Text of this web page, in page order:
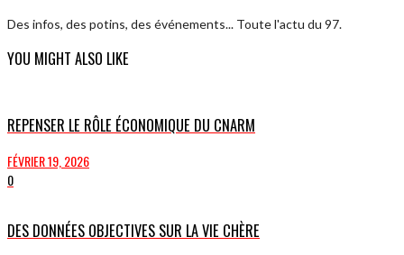
Des infos, des potins, des événements... Toute l'actu du 97.
YOU MIGHT ALSO LIKE
REPENSER LE RÔLE ÉCONOMIQUE DU CNARM
FÉVRIER 19, 2026
0
DES DONNÉES OBJECTIVES SUR LA VIE CHÈRE